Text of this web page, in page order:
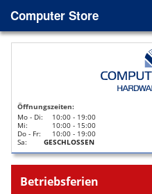
Computer Store
Home
Leasing
Datenrettung
Öffnungszeiten:
Mo - Di:
10:00 - 19:00
Mi:
10:00 - 15:00
Do - Fr:
10:00 - 19:00
Sa:
GESCHLOSSEN
Betriebsferien